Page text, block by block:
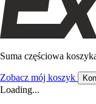
Suma częściowa
Zobacz mój koszyk
Loading...